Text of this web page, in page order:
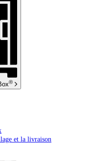
®
et la livraison